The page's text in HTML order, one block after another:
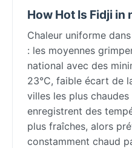
How Hot Is Fidji in
Chaleur uniforme
: les moyennes
national avec des
23°C, faible écart de
villes les plus
enregistrent des
plus fraîches, alors
constamment chaud